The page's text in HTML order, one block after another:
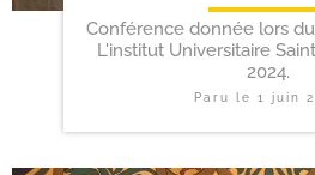
Conférence donnée lors
L'institut Universitaire
2024.
Paru le 1 juin